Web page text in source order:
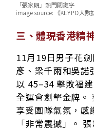
「張家朗」熱門關鍵字
image source: 《KEYPO大
三、體現香港精
11月19日男子花
彥、梁千雨和吳諾
以 45–34 擊敗福
全運會劍擊金牌。
享受團隊氣氛，感
「非常震撼」。